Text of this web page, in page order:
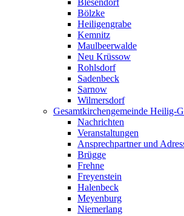
Blesendorf
Bölzke
Heiligengrabe
Kemnitz
Maulbeerwalde
Neu Krüssow
Rohlsdorf
Sadenbeck
Sarnow
Wilmersdorf
Gesamtkirchengemeinde Heilig-
Nachrichten
Veranstaltungen
Ansprechpartner und
Brügge
Frehne
Freyenstein
Halenbeck
Meyenburg
Niemerlang